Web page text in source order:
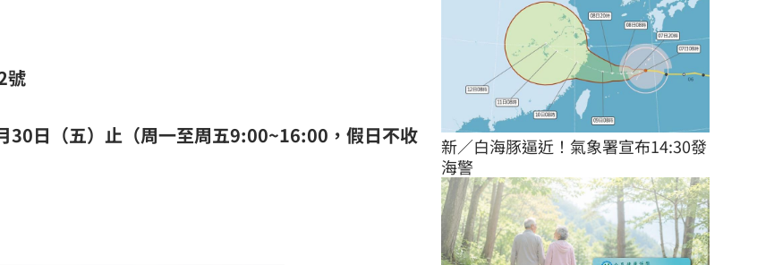
號
30日（五）止（周一至周五9:00~16:00，假日不收
新／白海豚逼近！氣象署宣布14:30發
海警